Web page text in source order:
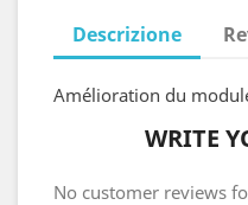
Descrizione
Amélioration du
WRITE
No customer reviews